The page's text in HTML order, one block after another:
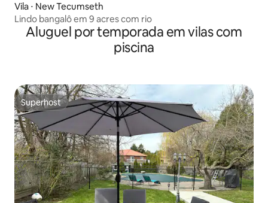
Vila ⋅ New Tecumseth
Lindo bangalô em 9 acres com rio
Aluguel por temporada em vilas com
piscina
Superhost
Superhost